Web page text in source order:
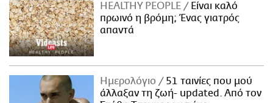
HEALTHY PEOPLE
Είναι καλό
πρωινό η βρόμη; Ένας γιατρός
απαντά
Ημερολόγιο
51 ταινίες που μού
άλλαξαν τη ζωή- updated. Aπό τον